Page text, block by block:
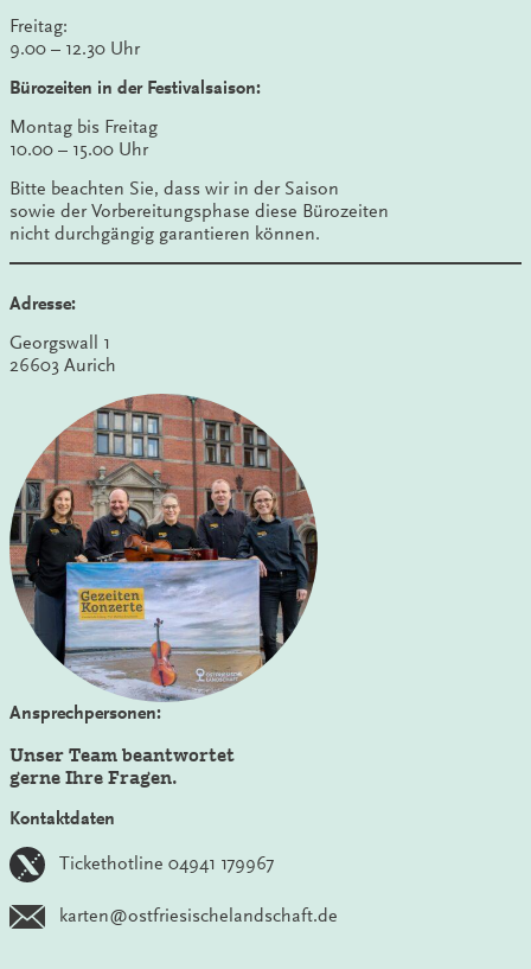
Freitag:
9.00 – 12.30 Uhr
Bürozeiten in der Festivalsaison:
Montag bis Freitag
10.00 – 15.00 Uhr
Bitte beachten Sie, dass wir in der Saison
sowie der Vorbereitungsphase diese Bürozeiten
nicht durchgängig garantieren können.
Adresse:
Georgswall 1
26603 Aurich
Ansprechpersonen:
Unser Team beantwortet
gerne Ihre Fragen.
Kontaktdaten
Tickethotline 04941 179967
karten@ostfriesischelandschaft.de